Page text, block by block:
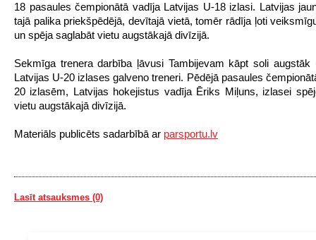
18 pasaules čempionātā vadīja Latvijas U-18 izlasi. Latvijas
tajā palika priekšpēdējā, devītajā vietā, tomēr rādīja ļoti
un spēja saglabāt vietu augstākajā divīzijā.
Sekmīga trenera darbība ļāvusi Tambijevam kāpt soli augstāk
Latvijas U-20 izlases galveno treneri. Pēdējā pasaules
20 izlasēm, Latvijas hokejistus vadīja Ēriks Miļuns, izlasei
vietu augstākajā divīzijā.
Materiāls publicēts sadarbībā ar parsportu.lv
Lasīt atsauksmes (0)